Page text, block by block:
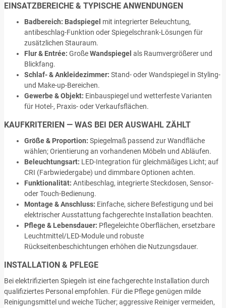
EINSATZBEREICHE & TYPISCHE ANWENDUNGEN
Badbereich: Badspiegel mit integrierter Beleuchtung,
antibeschlag-Funktion oder Spiegelschrank-Lösungen für
zusätzlichen Stauraum.
Flur & Entrée: GroßeWandspiegel als Raumvergrößerer und
Blickfang.
Schlaf- & Ankleidezimmer: Stand- oder Wandspiegel in Styling-
und Make-up-Bereichen.
Gewerbe & Objekt: Einbauspiegel und wetterfeste Varianten
für Hotel-, Praxis- oder Verkaufsflächen.
KAUFKRITERIEN — WAS BEI DER AUSWAHL ZÄHLT
Größe & Proportion: Spiegelmaß passend zur Wandfläche
wählen; Orientierung an vorhandenen Möbeln und Abläufen.
Beleuchtungsart: LED-Integration für gleichmäßiges Licht; auf
CRI (Farbwiedergabe) und dimmbare Optionen achten.
Funktionalität: Antibeschlag, integrierte Steckdosen, Sensor-
oder Touch-Bedienung.
Montage & Anschluss: Einfache, sichere Befestigung und bei
elektrischer Ausstattung fachgerechte Installation beachten.
Pflege & Lebensdauer: Pflegeleichte Oberflächen, ersetzbare
Leuchtmittel/LED-Module und robuste
Rückseitenbeschichtungen erhöhen die Nutzungsdauer.
INSTALLATION & PFLEGE
Bei elektrifizierten Spiegeln ist eine fachgerechte Installation durch
qualifiziertes Personal empfohlen. Für die Pflege genügen milde
Reinigungsmittel und weiche Tücher; aggressive Reiniger vermeiden,